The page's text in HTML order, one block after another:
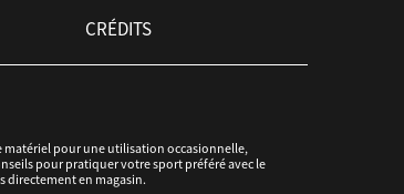
CRÉDITS
matériel pour une utilisation occasionnelle,
pour pratiquer votre sport préféré avec le
directement en magasin.